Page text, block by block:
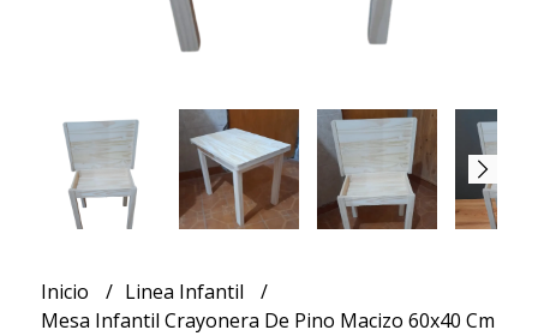
Inicio
Linea Infantil
Mesa Infantil Crayonera De Pino Macizo 60x40 Cm